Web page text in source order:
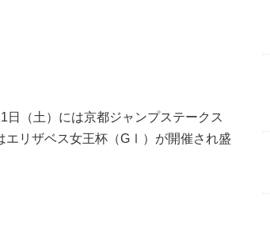
（土）には京都ジャンプステークス
リザベス女王杯（GⅠ）が開催され盛